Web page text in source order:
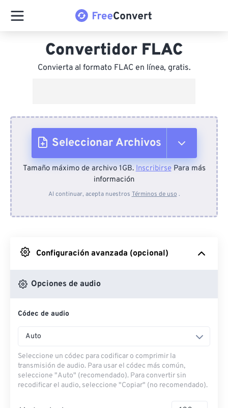
Convertidor FLAC
Convierta al formato FLAC en línea, gratis.
Seleccionar Archivos
Desde el dispositivo
Desde Google Drive
Desde OneDrive
Desde URL
Tamaño máximo de archivo 1GB.InscribirsePara más
información
Al continuar, acepta nuestros Términos de uso .
Configuración avanzada (opcional)
Opciones de audio
Códec de audio
Auto
Seleccione un códec para codificar o comprimir la
transmisión de audio. Para usar el códec más común,
seleccione "Auto" (recomendado). Para convertir sin
recodificar el audio, seleccione "Copiar" (no recomendado).